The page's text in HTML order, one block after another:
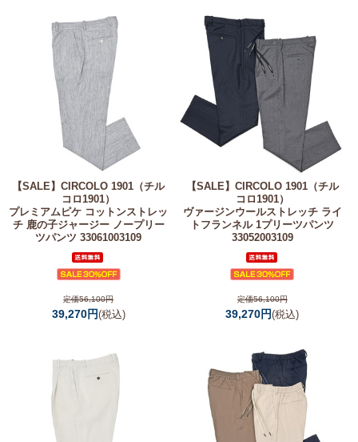
【SALE】CIRCOLO 1901（チル
コロ1901）
プレミアムピケ コットンストレッ
チ 鹿の子ジャージー ノープリー
ツパンツ 33061003109
定価56,100円
39,270円(税込)
【SALE】 CIRCOLO 1901（チル
コロ1901）
ヴァージンウールストレッチ ライ
トフランネル 1プリーツパンツ
33052003109
定価56,100円
39,270円(税込)